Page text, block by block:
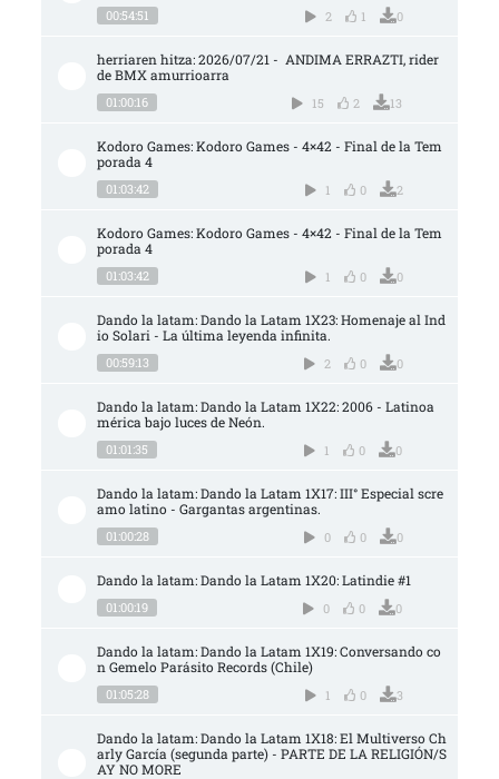
00:54:51 2 1 0
herriaren hitza: 2026/07/21 -  ANDIMA ERRAZTI, rider
de BMX amurrioarra
01:00:16 15 2 13
Kodoro Games: Kodoro Games - 4×42 - Final de la Tem
porada 4
01:03:42 1 0 2
Kodoro Games: Kodoro Games - 4×42 - Final de la Tem
porada 4
01:03:42 1 0 0
Dando la latam: Dando la Latam 1X23: Homenaje al Ind
io Solari - La última leyenda infinita.
00:59:13 2 0 0
Dando la latam: Dando la Latam 1X22: 2006 - Latinoa
mérica bajo luces de Neón.
01:01:35 1 0 0
Dando la latam: Dando la Latam 1X17: III° Especial scre
amo latino - Gargantas argentinas.
01:00:28 0 0 0
Dando la latam: Dando la Latam 1X20: Latindie #1
01:00:19 0 0 0
Dando la latam: Dando la Latam 1X19: Conversando co
n Gemelo Parásito Records (Chile)
01:05:28 1 0 3
Dando la latam: Dando la Latam 1X18: El Multiverso Ch
arly García (segunda parte) - PARTE DE LA RELIGIÓN/S
AY NO MORE